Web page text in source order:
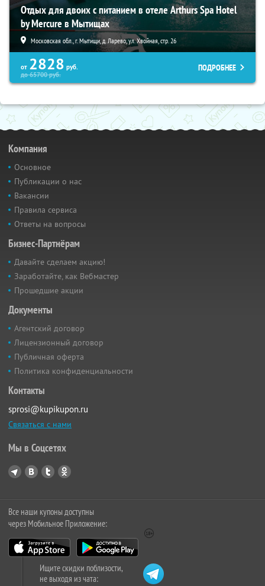
Отдых для двоих с питанием в отеле Arthurs Spa Hotel
by Mercure в Мытищах
Московская обл., г. Мытищи, д. Ларево, ул. Хвойная, стр. 26
от 2828 руб.
до65700руб.
ПОДРОБНЕЕ
Компания
Основное
Публикации о нас
Вакансии
Правила сервиса
Ответы на вопросы
Бизнес-Партнёрам
Давайте сделаем акцию!
Заработайте, как Вебмастер
Прошедшие акции
Документы
Агентский договор
Лицензионный договор
Публичная оферта
Политика конфиденциальности
Контакты
sprosi@kupikupon.ru
Связаться с нами
Мы в Соцсетях
Все наши купоны доступны
через Мобильное Приложение:
Ищите скидки поблизости,
не выходя из чата: